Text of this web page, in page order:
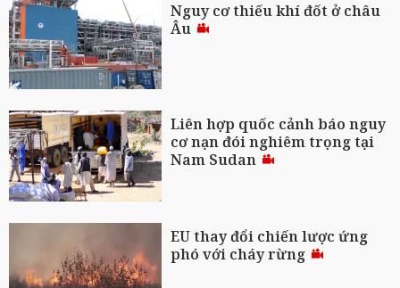
Nguy cơ thiếu khí đốt ở châu
Âu
Liên hợp quốc cảnh báo nguy
cơ nạn đói nghiêm trọng tại
Nam Sudan
EU thay đổi chiến lược ứng
phó với cháy rừng